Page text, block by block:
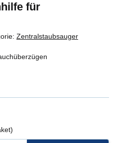
für
Zentralstaubsauger